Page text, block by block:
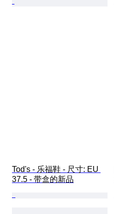
Tod's - 乐福鞋 - 尺寸: EU
37.5 - 带盒的新品